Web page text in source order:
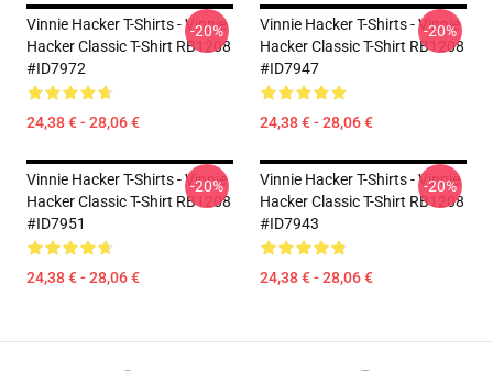
Vinnie Hacker T-Shirts - Vinnie
Hacker Classic T-Shirt RB1208
#ID7972
24,38 € - 28,06 €
-20%
Vinnie Hacker T-Shirts - Vinnie
Hacker Classic T-Shirt RB1208
#ID7947
24,38 € - 28,06 €
-20%
Vinnie Hacker T-Shirts - Vinnie
Hacker Classic T-Shirt RB1208
#ID7951
24,38 € - 28,06 €
-20%
Vinnie Hacker T-Shirts - Vinnie
Hacker Classic T-Shirt RB1208
#ID7943
24,38 € - 28,06 €
-20%